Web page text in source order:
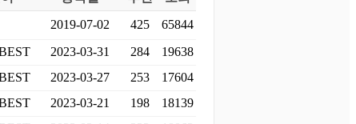
2019-07-02 425
65844
2023-03-31 284
19638
2023-03-27 253
17604
2023-03-21 198
18139